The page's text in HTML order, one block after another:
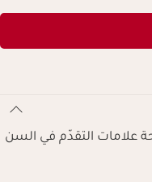
علامات التقدّم في السن